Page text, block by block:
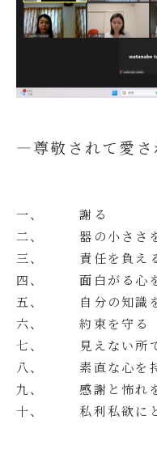
―尊敬されて愛
一、 謝る
二、 器の小ささを
三、 責任を負え
四、 面白がる心
五、 自分の知識を
六、 約束を守る
七、 見えない所で
八、 素直な心を
九、 感謝と怖れ
十、 私利私欲にと